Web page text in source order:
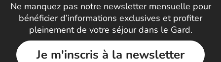
Ne manquez pas notre newsletter mensuelle pour
bénéficier d’informations exclusives et profiter
pleinement de votre séjour dans le Gard.
Je m'inscris à la newsletter